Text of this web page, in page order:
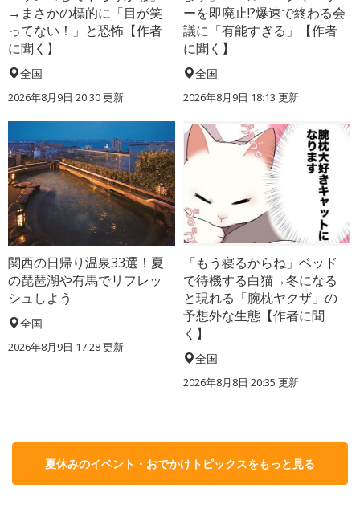
→まさかの標的に「目が笑
ってない！」と恐怖【作者
に聞く】
全国
2026年8月9日 20:30更新
ーを即廃止!?爆速で終わる会
議に「有能すぎる」【作者
に聞く】
全国
2026年8月9日 18:13 更新
関西の日帰り温泉33選！夏
の琵琶湖や有馬でリフレッ
シュしよう
全国
2026年8月9日 17:28更新
「もう寝るからね」ベッド
で待機する白猫→冬になる
と現れる「腕枕ヤクザ」の
予想外な生態【作者に聞
く】
全国
2026年8月8日 20:35 更新
夏休みのイベント・おでかけトピックスをもっと見る